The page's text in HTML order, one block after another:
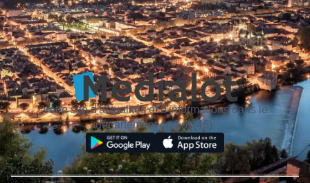
Mentions légales
Contact
Publicité
Votre site d'actualités et d'informations dans le
département du Lot (46).